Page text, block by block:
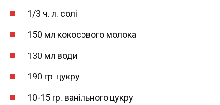
1/3 ч. л. солі
150 мл кокосового молока
130 мл води
190 гр. цукру
10-15 гр. ванільного цукру